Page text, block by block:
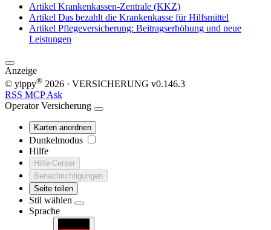
Artikel Krankenkassen-Zentrale (KKZ)
Artikel Das bezahlt die Krankenkasse für Hilfsmittel
Artikel Pflegeversicherung: Beitragserhöhung und neue
Leistungen
Anzeige
© yippy® 2026 · VERSICHERUNG v0.146.3
RSS MCPAsk
Operator Versicherung
Karten anordnen
Dunkelmodus
Hilfe
Hilfe-Center
Benachrichtigungen
Seite teilen
Stil wählen
Sprache